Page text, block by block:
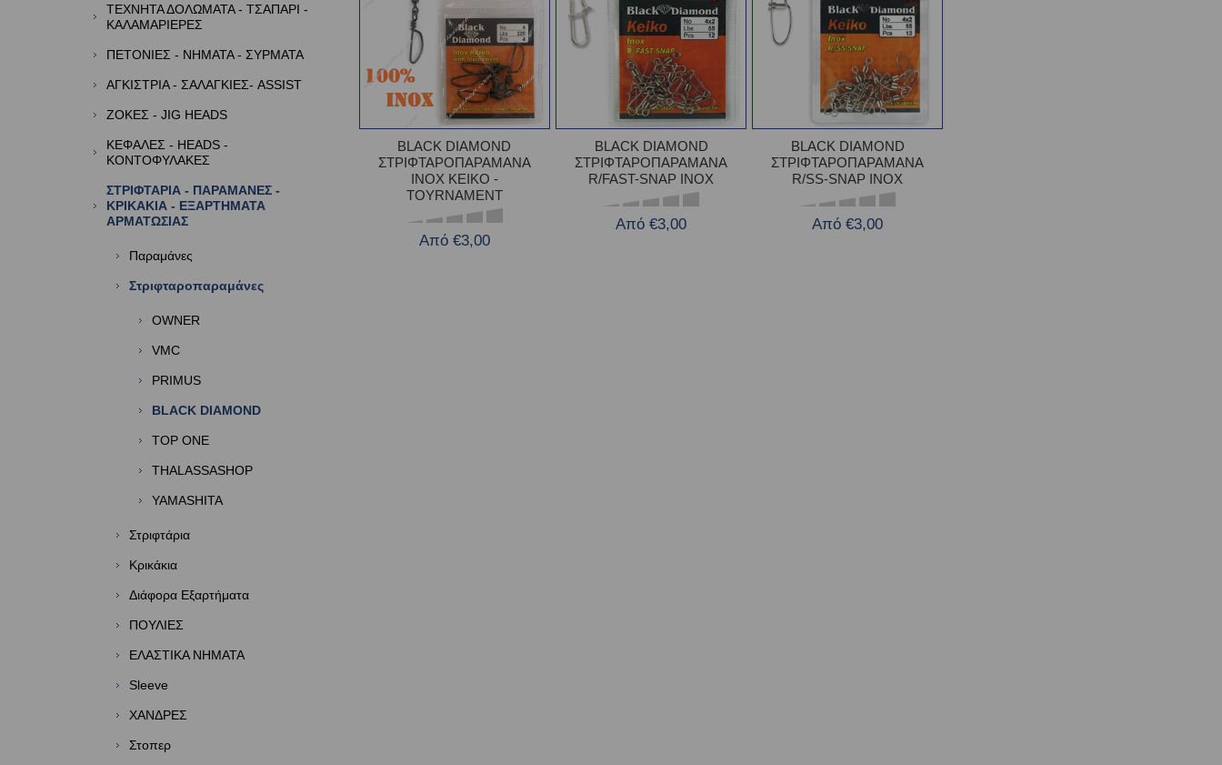
BLACK DIAMOND
ΣΤΡΙΦΤΑΡΟΠΑΡΑΜΑΝΑ
INOX KEIKO -
TOYRNAMENT
Από €3,00
BLACK DIAMOND
ΣΤΡΙΦΤΑΡΟΠΑΡΑΜΑΝΑ
R/FAST-SNAP INOX
Από €3,00
BLACK DIAMOND
ΣΤΡΙΦΤΑΡΟΠΑΡΑΜΑΝΑ
R/SS-SNAP INOX
Από €3,00
ΤΕΧΝΗΤΑ ΔΟΛΩΜΑΤΑ - ΤΣΑΠΑΡΙ -
ΚΑΛΑΜΑΡΙΕΡΕΣ
ΠΕΤΟΝΙΕΣ - ΝΗΜΑΤΑ - ΣΥΡΜΑΤΑ
ΑΓΚΙΣΤΡΙΑ - ΣΑΛΑΓΚΙΕΣ- ASSIST
ΖΟΚΕΣ - JIG HEADS
ΚΕΦΑΛΕΣ - HEADS -
ΚΟΝΤΟΦΥΛΑΚΕΣ
ΣΤΡΙΦΤΑΡΙΑ - ΠΑΡΑΜΑΝΕΣ -
ΚΡΙΚΑΚΙΑ - ΕΞΑΡΤΗΜΑΤΑ
ΑΡΜΑΤΩΣΙΑΣ
Παραμάνες
Στριφταροπαραμάνες
OWNER
VMC
PRIMUS
BLACK DIAMOND
TOP ONE
THALASSASHOP
YAMASHITA
Στριφτάρια
Κρικάκια
Διάφορα Εξαρτήματα
ΠΟΥΛΙΕΣ
ΕΛΑΣΤΙΚΑ ΝΗΜΑΤΑ
Sleeve
ΧΑΝΔΡΕΣ
Στοπερ